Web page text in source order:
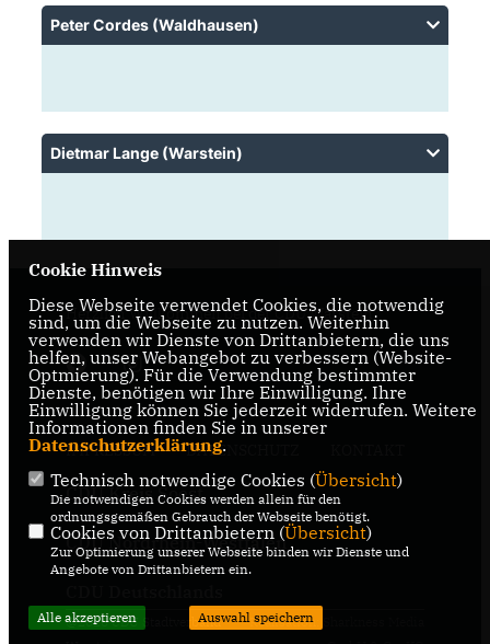
Peter Cordes (Waldhausen)
Dietmar Lange (Warstein)
Herzlich Willkommen bei der CDU Warstein
IMPRESSUM DATENSCHUTZ
CDU Kreis Soest
CDU Nordrhein-Westfalen
@2026 CDU Stadtverband
Realisation: Sharkness Media
Cookie Hinweis
Diese Webseite verwendet Cookies, die notwendig
sind, um die Webseite zu nutzen. Weiterhin
verwenden wir Dienste von Drittanbietern, die uns
helfen, unser Webangebot zu verbessern (Website-
Optmierung). Für die Verwendung bestimmter
Dienste, benötigen wir Ihre Einwilligung. Ihre
Einwilligung können Sie jederzeit widerrufen. Weitere
Informationen finden Sie in unserer
Datenschutzerklärung.
Technisch notwendige Cookies (Übersicht)
Die notwendigen Cookies werden allein für den
ordnungsgemäßen Gebrauch der Webseite benötigt.
Cookies von Drittanbietern (Übersicht)
Zur Optimierung unserer Webseite binden wir Dienste und
Angebote von Drittanbietern ein.
Alle akzeptieren Auswahl speichern